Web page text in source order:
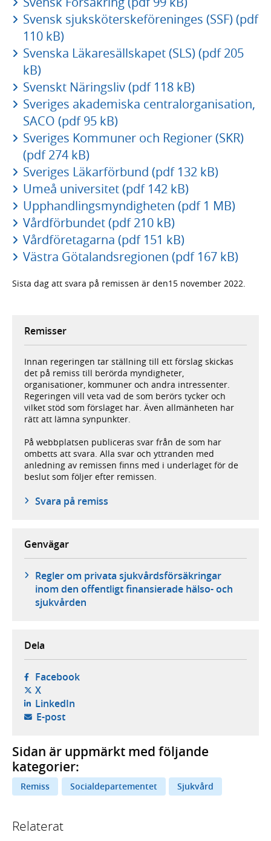
Svensk sjuksköterskeföreninges (SSF) (pdf
110 kB)
Svenska Läkaresällskapet (SLS) (pdf 205
kB)
Svenskt Näringsliv (pdf 118 kB)
Sveriges akademiska centralorganisation,
SACO (pdf 95 kB)
Sveriges Kommuner och Regioner (SKR)
(pdf 274 kB)
Sveriges Läkarförbund (pdf 132 kB)
Umeå universitet (pdf 142 kB)
Upphandlingsmyndigheten (pdf 1 MB)
Vårdförbundet (pdf 210 kB)
Vårdföretagarna (pdf 151 kB)
Västra Götalandsregionen (pdf 167 kB)
Sista dag att svara på remissen är den15 november 2022.
Remisser
Innan regeringen tar ställning till ett förslag skickas
det på remiss till berörda myndigheter,
organisationer, kommuner och andra intressenter.
Regeringen vill veta vad de som berörs tycker och
vilket stöd som förslaget har. Även allmänheten har
rätt att lämna synpunkter.
På webbplatsen publiceras svar från de som har
ombetts att svara. Alla svar och yttranden med
anledning av remissen finns med i underlaget för de
beslut som följer efter remissen.
Svara på remiss
Genvägar
Regler om privata sjukvårdsförsäkringar
inom den offentligt finansierade hälso- och
sjukvården
Dela
Facebook- öppnas i ny flik, extern webbplats,
X- öppnas i ny flik, extern webbplats,
LinkedIn- öppnas i ny flik, extern webbplats,
E-post- öppnar din e-postklient,
Sidan är uppmärkt med följande
kategorier:
Remiss Socialdepartementet Sjukvård
Relaterat